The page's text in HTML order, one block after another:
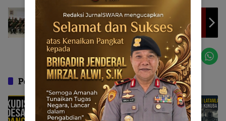
AHMAD ASSAGAF ST Resmi Jadi Anggota
Kehormatan Persatuan Putra Puteri Angkatan
Darat PPPAD DKI JAYA – MALUKU UTARA
Pos Terkait